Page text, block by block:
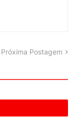
Próxima Postagem